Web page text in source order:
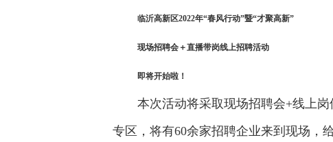
临沂高新区2022年“春风行动”暨“才聚高新”
现场招聘会＋直播带岗线上招聘活动
即将开始啦！
本次活动将采取现场招聘会+线上
专区，将有60余家招聘企业来到现场，